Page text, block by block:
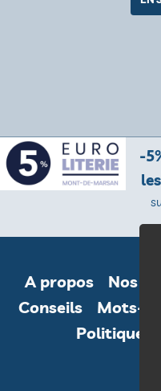
-
A propos Nos
Conseils
Mots-
Politique